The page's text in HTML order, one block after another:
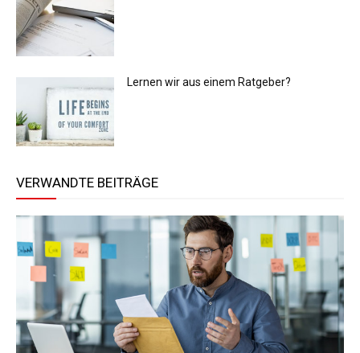
Lernen wir aus einem Ratgeber?
VERWANDTE BEITRÄGE